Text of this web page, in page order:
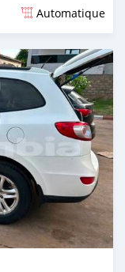
Automatique